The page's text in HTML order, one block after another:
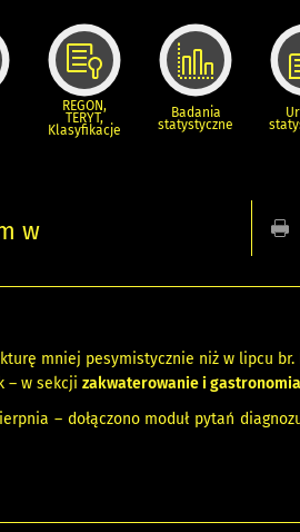
REGON,
TERYT,
Klasyfikacje
Badania
statystyczne
w
mniej pesymistycznie niż w lipcu br.
– w sekcjizakwaterowanie i
– dołączono moduł pytań